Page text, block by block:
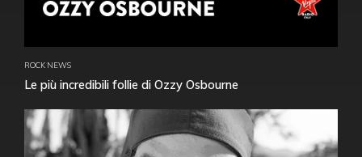
ROCK NEWS
Le più incredibili follie di Ozzy Osbourne